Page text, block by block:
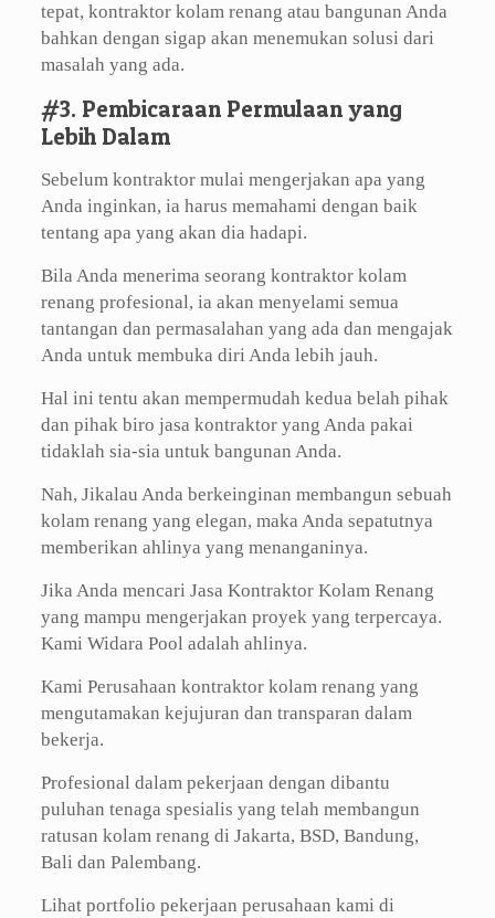
tepat, kontraktor kolam renang atau bangunan Anda
bahkan dengan sigap akan menemukan solusi dari
masalah yang ada.
#3. Pembicaraan Permulaan yang
Lebih Dalam
Sebelum kontraktor mulai mengerjakan apa yang
Anda inginkan, ia harus memahami dengan baik
tentang apa yang akan dia hadapi.
Bila Anda menerima seorang kontraktor kolam
renang profesional, ia akan menyelami semua
tantangan dan permasalahan yang ada dan mengajak
Anda untuk membuka diri Anda lebih jauh.
Hal ini tentu akan mempermudah kedua belah pihak
dan pihak biro jasa kontraktor yang Anda pakai
tidaklah sia-sia untuk bangunan Anda.
Nah, Jikalau Anda berkeinginan membangun sebuah
kolam renang yang elegan, maka Anda sepatutnya
memberikan ahlinya yang menanganinya.
Jika Anda mencari Jasa Kontraktor Kolam Renang
yang mampu mengerjakan proyek yang terpercaya.
Kami Widara Pool adalah ahlinya.
Kami Perusahaan kontraktor kolam renang yang
mengutamakan kejujuran dan transparan dalam
bekerja.
Profesional dalam pekerjaan dengan dibantu
puluhan tenaga spesialis yang telah membangun
ratusan kolam renang di Jakarta, BSD, Bandung,
Bali dan Palembang.
Lihat portfolio pekerjaan perusahaan kami di